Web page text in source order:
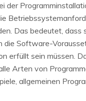
der
Das bedeutet, dass
die Software-
erfüllt sein müssen.
Arten von
allgemeinen